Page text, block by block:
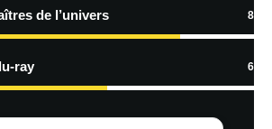
les données de vos commentaires sont
de l’univers 8
ray 6